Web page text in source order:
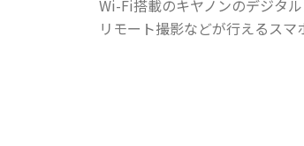
Wi-Fi搭載のキヤノンのデジタル
リモート撮影などが行えるスマ